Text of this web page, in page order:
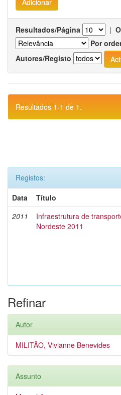
Resultados/Página |
Por
Autores/Registo
Resultados 1-1 de 1.
Registos:
Data
Título
2011
Infraestrutura de
Nordeste 2011
Refinar
Autor
MILITÃO, Vivianne Benevides
Assunto